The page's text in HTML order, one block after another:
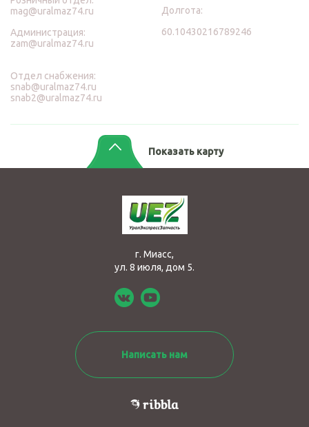
mag@uralmaz74.ru
Администрация:
zam@uralmaz74.ru
Отдел снабжения:
snab@uralmaz74.ru
snab2@uralmaz74.ru
Долгота:
60.10430216789246
Показать карту
г. Миасс,
ул. 8 июля, дом 5.
Написать нам